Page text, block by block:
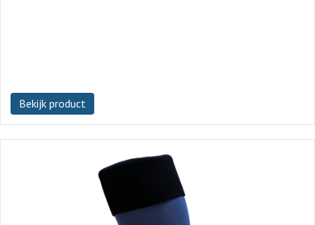
Bekijk product